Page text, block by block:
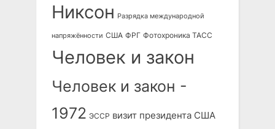
Никсон Разрядка международной
напряжённости США ФРГ Фотохроника ТАСС
Человек и закон
Человек и закон -
1972 ЭССР визит президента США